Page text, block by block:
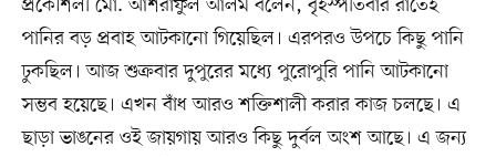
প্রকৌশলী মো. আশরাফুল আলম বলেন, বৃহস্পতিবার রাতেই
পানির বড় প্রবাহ আটকানো গিয়েছিল। এরপরও উপচে কিছু পানি
ঢুকছিল। আজ শুক্রবার দুপুরের মধ্যে পুরোপুরি পানি আটকানো
সম্ভব হয়েছে। এখন বাঁধ আরও শক্তিশালী করার কাজ চলছে। এ
ছাড়া ভাঙনের ওই জায়গায় আরও কিছু দুর্বল অংশ আছে। এ জন্য